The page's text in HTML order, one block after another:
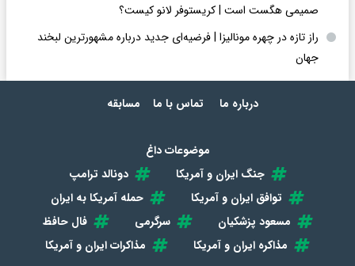
صمیمی هگست است | کریستوفر لانو کیست؟
راز تازه در چهره مونالیزا | فرضیه‌ای جدید درباره مشهورترین لبخند
جهان
درباره ما تماس با ما مسابقه
موضوعات داغ
جنگ ایران و آمریکا
دونالد ترامپ
توافق ایران و آمریکا
حمله آمریکا به ایران
مسعود پزشکیان
سرگرمی
فال حافظ
مذاکره ایران و آمریکا
مذاکرات ایران و آمریکا